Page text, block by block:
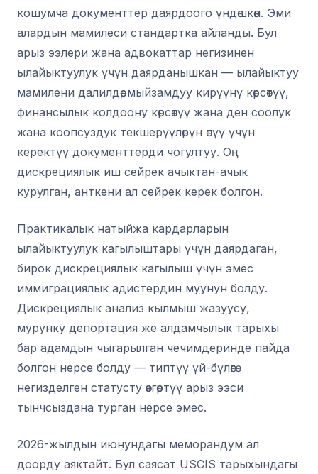
кошумча документтер даярдоого үндөшкөн. Эми
алардын мамилеси стандартка айланды. Бул
арыз ээлери жана адвокаттар негизинен
ылайыктуулук үчүн даярданышкан — ылайыктуу
мамилени далилдөө, мыйзамдуу кирүүнү көрсөтүү,
финансылык колдоону көрсөтүү жана ден соолук
жана коопсуздук текшерүүлөрүн өтүү үчүн
керектүү документтерди чогултуу. Оң
дискрециялык иш сейрек ачыктан-ачык
курулган, анткени ал сейрек керек болгон.
Практикалык натыйжа кардарларын
ылайыктуулук кагылыштары үчүн даярдаган,
бирок дискрециялык кагылыш үчүн эмес
иммиграциялык адистердин муунун болду.
Дискрециялык анализ кылмыш жазуусу,
мурунку депортация же алдамчылык тарыхы
бар адамдын чыгарылган чечимдеринде пайда
болгон нерсе болду — типтүү үй-бүлөгө
негизделген статусту өзгөртүү арыз ээси
тынчсыздана турган нерсе эмес.
2026-жылдын июнундагы меморандум ал
доорду аяктайт. Бул саясат USCIS тарыхындагы